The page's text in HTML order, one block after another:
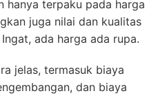
hanya terpaku pada harga
juga nilai dan kualitas
ada harga ada rupa.
jelas, termasuk biaya
dan biaya